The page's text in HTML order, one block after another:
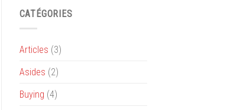
CATÉGORIES
Articles (3)
Asides (2)
Buying (4)